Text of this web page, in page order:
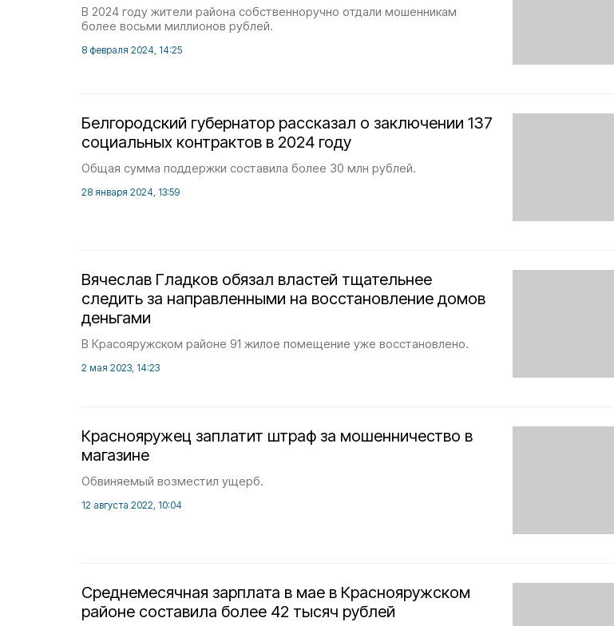
В 2024 году жители района собственноручно отдали мошенникам
более восьми миллионов рублей.
8 февраля 2024, 14:25
Белгородский губернатор рассказал о заключении 137
социальных контрактов в 2024 году
Общая сумма поддержки составила более 30 млн рублей.
28 января 2024, 13:59
Вячеслав Гладков обязал властей тщательнее
следить за направленными на восстановление домов
деньгами
В Красояружском районе 91 жилое помещение уже восстановлено.
2 мая 2023, 14:23
Краснояружец заплатит штраф за мошенничество в
магазине
Обвиняемый возместил ущерб.
12 августа 2022, 10:04
Среднемесячная зарплата в мае в Краснояружском
районе составила более 42 тысяч рублей